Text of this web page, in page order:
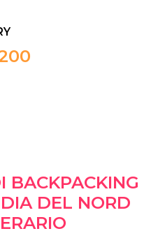
BACKPACKING
DEL NORD